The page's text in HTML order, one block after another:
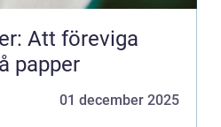
Att föreviga
papper
01 december 2025